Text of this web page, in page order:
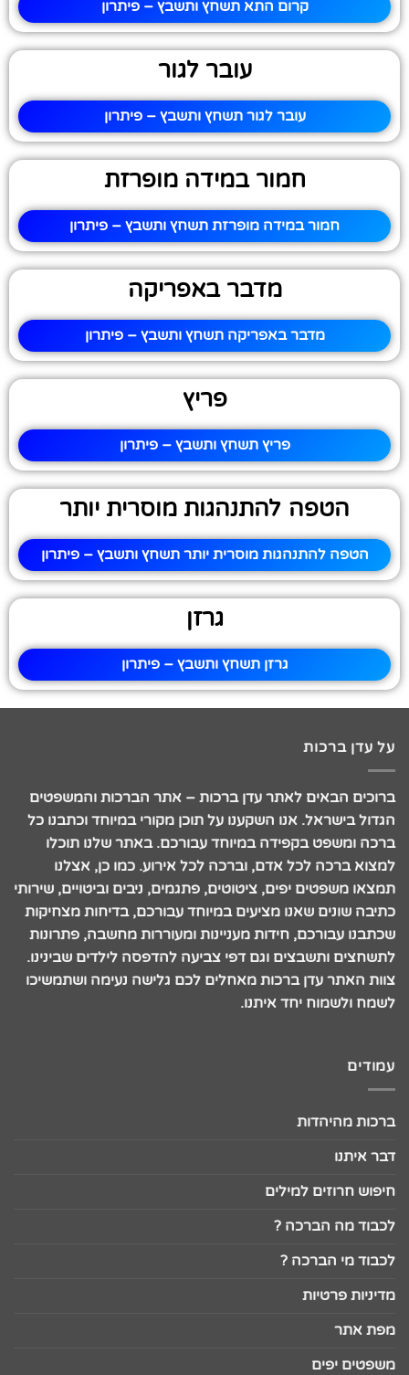
קרום התא תשחץ ותשבץ – פיתרון
עובר לגור
עובר לגור תשחץ ותשבץ – פיתרון
חמור במידה מופרזת
חמור במידה מופרזת תשחץ ותשבץ – פיתרון
מדבר באפריקה
מדבר באפריקה תשחץ ותשבץ – פיתרון
פריץ
פריץ תשחץ ותשבץ – פיתרון
הטפה להתנהגות מוסרית יותר
הטפה להתנהגות מוסרית יותר תשחץ ותשבץ – פיתרון
גרזן
גרזן תשחץ ותשבץ – פיתרון
על עדן ברכות
ברוכים הבאים לאתר עדן ברכות – אתר הברכות והמשפטים
הגדול בישראל. אנו השקענו על תוכן מקורי במיוחד וכתבנו כל
ברכה ומשפט בקפידה במיוחד עבורכם. באתר שלנו תוכלו
למצוא ברכה לכל אדם, וברכה לכל אירוע. כמו כן, אצלנו
תמצאו משפטים יפים, ציטוטים, פתגמים, ניבים וביטויים, שירותי
כתיבה שונים שאנו מציעים במיוחד עבורכם, בדיחות מצחיקות
שכתבנו עבורכם, חידות מעניינות ומעוררות מחשבה, פתרונות
לתשחצים ותשבצים וגם דפי צביעה להדפסה לילדים שבינינו.
צוות האתר עדן ברכות מאחלים לכם גלישה נעימה ושתמשיכו
לשמח ולשמוח יחד איתנו.
עמודים
ברכות מהיהדות
דבר איתנו
חיפוש חרוזים למילים
לכבוד מה הברכה ?
לכבוד מי הברכה ?
מדיניות פרטיות
מפת אתר
משפטים יפים